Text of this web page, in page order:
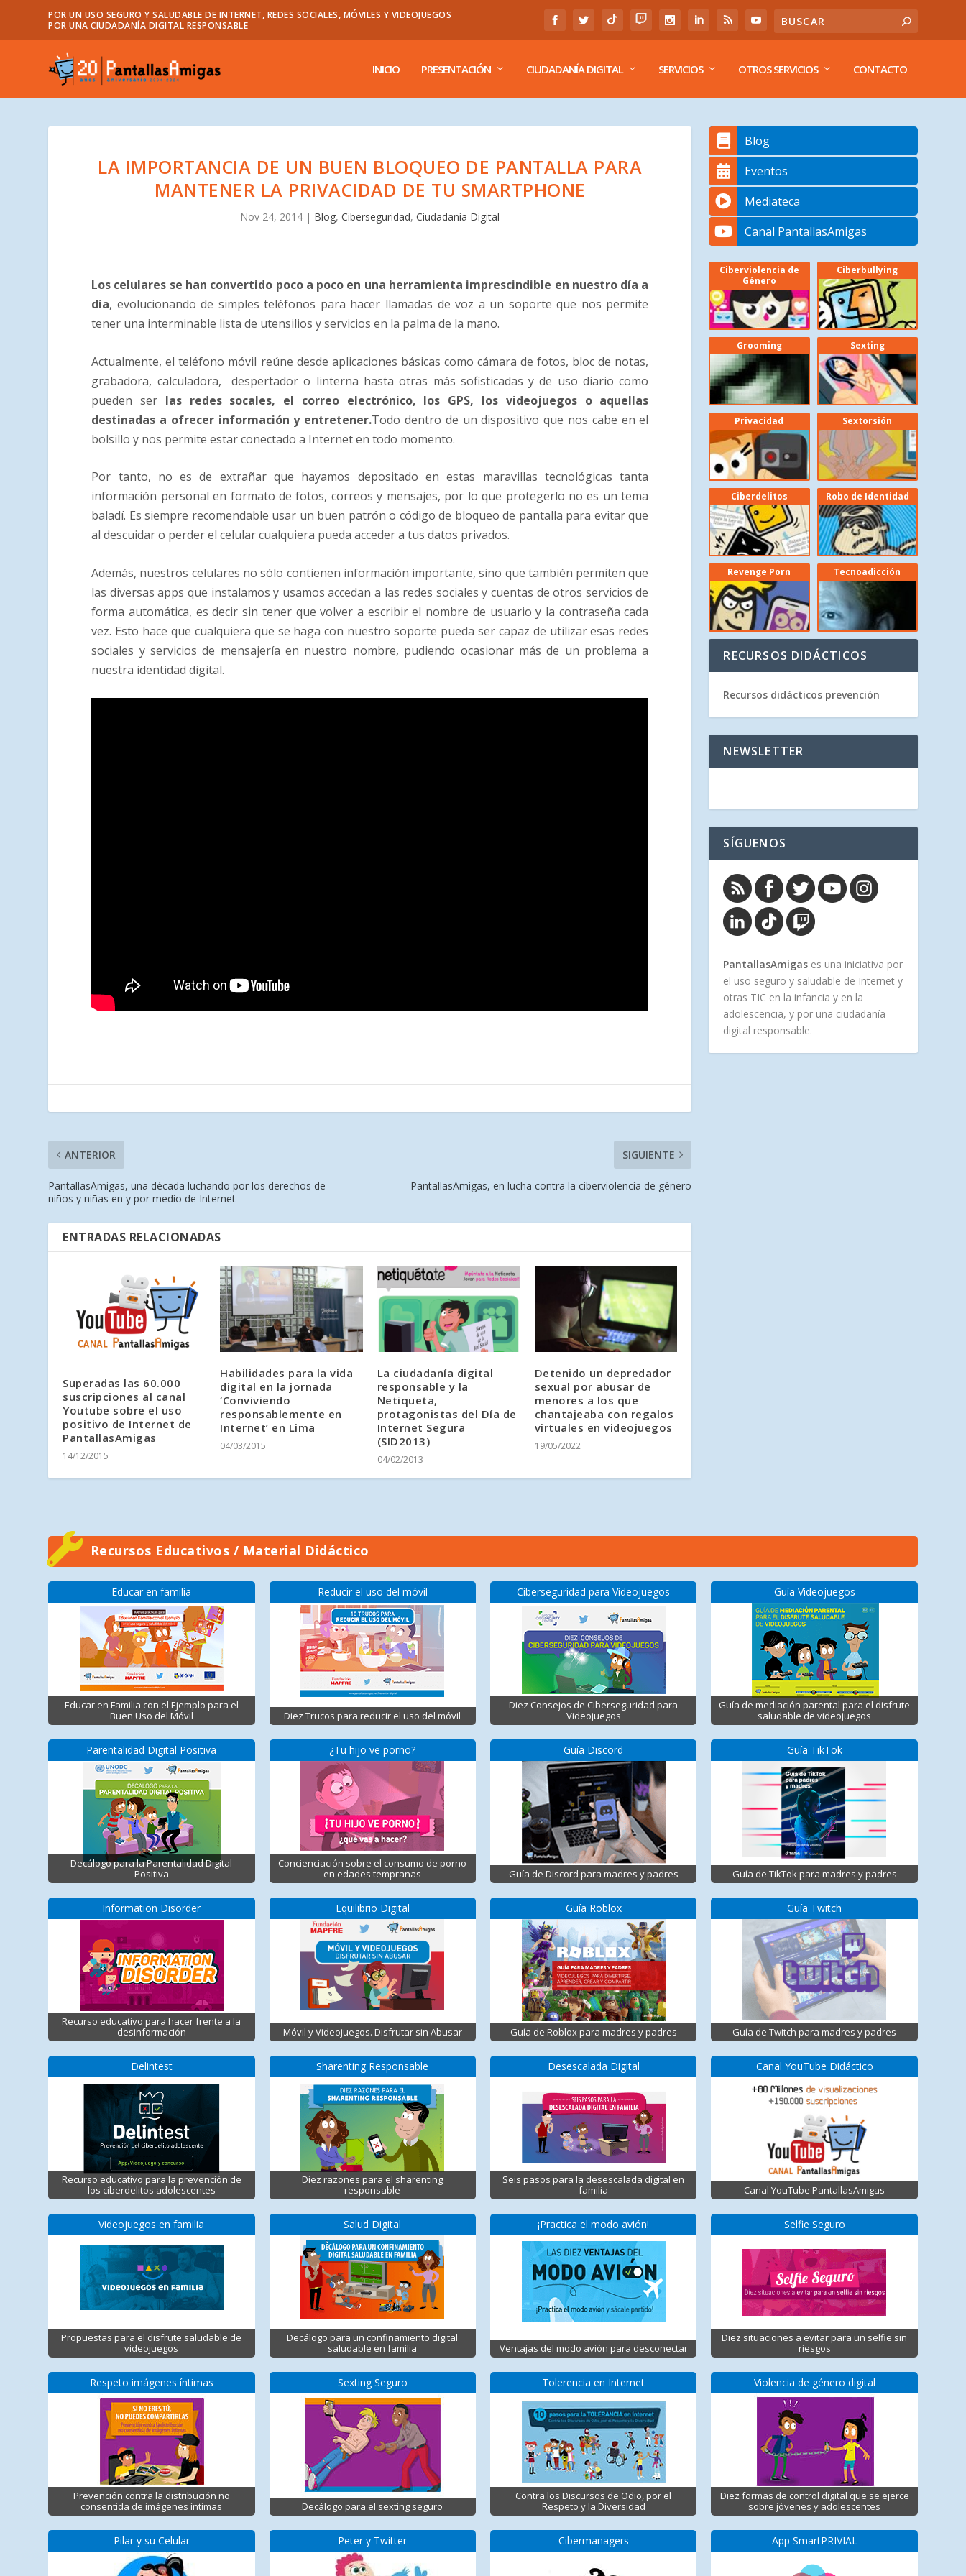
POR UN USO SEGURO Y SALUDABLE DE INTERNET, REDES SOCIALES, MÓVILES Y VIDEOJUEGOS
POR UNA CIUDADANÍA DIGITAL RESPONSABLE
INICIO PRESENTACIÓN CIUDADANÍA DIGITAL SERVICIOS OTROS SERVICIOS CONTACTO
LA IMPORTANCIA DE UN BUEN BLOQUEO DE PANTALLA PARA
MANTENER LA PRIVACIDAD DE TU SMARTPHONE
Nov 24, 2014 | Blog,Ciberseguridad,Ciudadanía Digital
Los celulares se han convertido poco a poco en una herramienta imprescindible en nuestro día a
día, evolucionando de simples teléfonos para hacer llamadas de voz a un soporte que nos permite
tener una interminable lista de utensilios y servicios en la palma de la mano.
Actualmente, el teléfono móvil reúne desde aplicaciones básicas como cámara de fotos, bloc de notas,
grabadora, calculadora, despertador o linterna hasta otras más sofisticadas y de uso diario como
pueden ser las redes socales, el correo electrónico, los GPS, los videojuegos o aquellas
destinadas a ofrecer información y entretener.Todo dentro de un dispositivo que nos cabe en el
bolsillo y nos permite estar conectado a Internet en todo momento.
Por tanto, no es de extrañar que hayamos depositado en estas maravillas tecnológicastanta
información personal en formato de fotos, correos y mensajes, por lo que protegerlo no es un tema
baladí. Es siempre recomendable usar un buen patrón o código de bloqueo de pantalla para evitar que
aldescuidar o perder el celularcualquiera pueda acceder a tusdatos privados.
Además, nuestros celulares no sólo contienen información importante, sino que también permiten que
las diversas apps que instalamos y usamos accedan a las redes sociales y cuentas de otros serviciosde
forma automática, es decir sin tener que volver a escribir el nombre de usuario y la contraseña cada
vez. Esto hace que cualquiera que se haga con nuestro soporte pueda ser capaz de utilizar esas redes
sociales y servicios de mensajería en nuestro nombre, pudiendo ocasionar más de un problema a
nuestra identidad digital.
ANTERIOR
PantallasAmigas, una década luchando por los derechos de
niños y niñas en y por medio de Internet
SIGUIENTE
PantallasAmigas, en lucha contra la ciberviolencia de género
ENTRADAS RELACIONADAS
Superadas las 60.000
suscripciones al canal
Youtube sobre el uso
positivo de Internet de
PantallasAmigas
14/12/2015
Habilidades para la vida
digital en la jornada
‘Conviviendo
responsablemente en
Internet’ en Lima
04/03/2015
La ciudadanía digital
responsable y la
Netiqueta,
protagonistas del Día de
Internet Segura
(SID2013)
04/02/2013
Detenido un depredador
sexual por abusar de
menores a los que
chantajeaba con regalos
virtuales en videojuegos
19/05/2022
Blog
Eventos
Mediateca
Canal PantallasAmigas
Ciberviolencia de
Género
Ciberbullying
Grooming Sexting
Privacidad Sextorsión
Ciberdelitos Robo de Identidad
Revenge Porn Tecnoadicción
RECURSOS DIDÁCTICOS
Recursos didácticos prevención
NEWSLETTER
SÍGUENOS
PantallasAmigas es una iniciativa por
el uso seguro y saludable de Internet y
otras TIC en la infancia y en la
adolescencia, y por una ciudadanía
digital responsable.
Recursos Educativos / Material Didáctico
Educar en familia
Educar en Familia con el Ejemplo para el
Buen Uso del Móvil
Parentalidad Digital Positiva
Decálogo para la Parentalidad Digital
Positiva
Information Disorder
Recurso educativo para hacer frente a la
desinformación
Delintest
Recurso educativo para la prevención de
los ciberdelitos adolescentes
Videojuegos en familia
Propuestas para el disfrute saludable de
videojuegos
Respeto imágenes íntimas
Prevención contra la distribución no
consentida de imágenes íntimas
Pilar y su Celular
Reducir el uso del móvil
Diez Trucos para reducir el uso del móvil
¿Tu hijo ve porno?
Concienciación sobre el consumo de porno
en edades tempranas
Equilibrio Digital
Móvil y Videojuegos. Disfrutar sin Abusar
Sharenting Responsable
Diez razones para el sharenting
responsable
Salud Digital
Decálogo para un confinamiento digital
saludable en familia
Sexting Seguro
Decálogo para el sexting seguro
Peter y Twitter
Ciberseguridad para Videojuegos
Diez Consejos de Ciberseguridad para
Videojuegos
Guía Discord
Guía de Discord para madres y padres
Guía Roblox
Guía de Roblox para madres y padres
Desescalada Digital
Seis pasos para la desescalada digital en
familia
¡Practica el modo avión!
Ventajas del modo avión para desconectar
Tolerencia en Internet
Contra los Discursos de Odio, por el
Respeto y la Diversidad
Cibermanagers
Guía Videojuegos
Guía de mediación parental para el disfrute
saludable de videojuegos
Guía TikTok
Guía de TikTok para madres y padres
Guía Twitch
Guía de Twitch para madres y padres
Canal YouTube Didáctico
Canal YouTube PantallasAmigas
Selfie Seguro
Diez situaciones a evitar para un selfie sin
riesgos
Violencia de género digital
Diez formas de control digital que se ejerce
sobre jóvenes y adolescentes
App SmartPRIVIAL